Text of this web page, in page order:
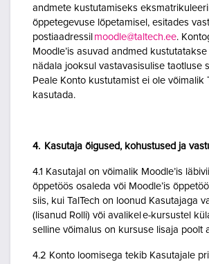
andmete kustutamiseks
õppetegevuse lõpetamisel, esitades
postiaadressil moodle@taltech.ee.
Moodle’is asuvad andmed
nädala jooksul vastavasisulise taotluse
Peale Konto kustutamist ei ole võimalik
kasutada.
4. Kasutaja õigused, kohustused ja
4.1 Kasutajal on võimalik Moodle’is
õppetöös osaleda või Moodle’is
siis, kui TalTech on loonud Kasutajaga
(lisanud Rolli) või avalikel e-kursustel
selline võimalus on kursuse lisaja poolt
4.2 Konto loomisega tekib Kasutajale